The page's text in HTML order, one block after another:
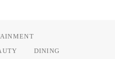
DINING